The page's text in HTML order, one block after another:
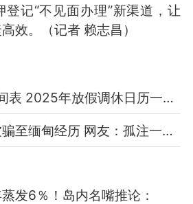
记“不见面办理”新渠道，让
效。（记者 赖志昌）
2025假期放假时间表 2025年放假调休日历一览表
中科院博士还原被骗至缅甸经历 网友：孤注一掷现实版
发6％！岛内名嘴推论：